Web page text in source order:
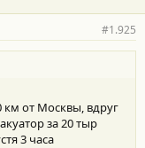
#1.925
км от Москвы, вдруг
за 20 тыр
3 часа